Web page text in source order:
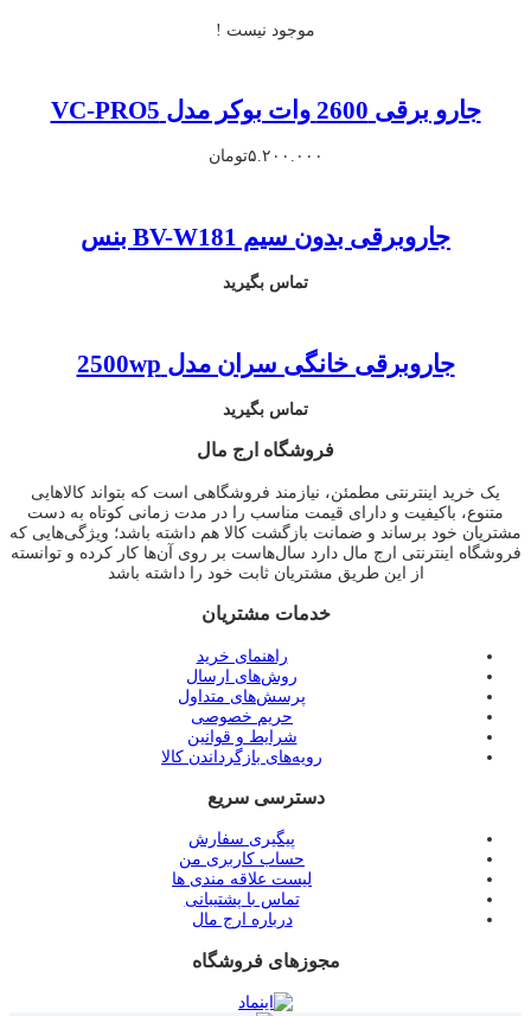
موجود نیست !
جارو برقی 2600 وات بوکر مدل VC-PRO5
۵.۲۰۰.۰۰۰تومان
جاروبرقی بدون سیم BV-W181 بنس
تماس بگیرید
جاروبرقی خانگی سران مدل 2500wp
تماس بگیرید
فروشگاه ارج مال
یک خرید اینترنتی مطمئن، نیازمند فروشگاهی است که بتواند کالاهایی
متنوع، باکیفیت و دارای قیمت مناسب را در مدت زمانی کوتاه به دست
مشتریان خود برساند و ضمانت بازگشت کالا هم داشته باشد؛ ویژگی‌هایی که
فروشگاه اینترنتی ارج مال دارد سال‌هاست بر روی آن‌ها کار کرده و توانسته
از این طریق مشتریان ثابت خود را داشته باشد
خدمات مشتریان
راهنمای خرید
روش‌های ارسال
پرسش‌های متداول
حریم خصوصی
شرایط و قوانین
رویه‌های بازگرداندن کالا
دسترسی سریع
پیگیری سفارش
حساب کاربری من
لیست علاقه مندی ها
تماس با پشتیبانی
درباره ارج مال
مجوزهای فروشگاه